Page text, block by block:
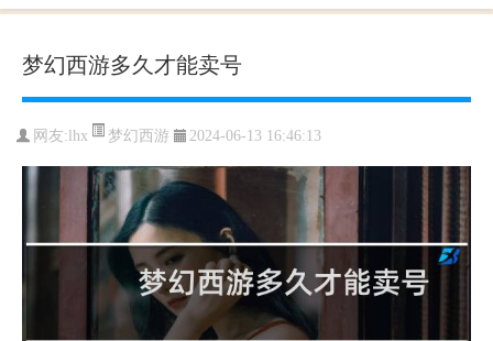
梦幻西游多久才能卖号
网友: lhx 梦幻西游 2024-06-13 16:46:13